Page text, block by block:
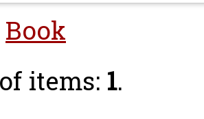
Book
items: 1.